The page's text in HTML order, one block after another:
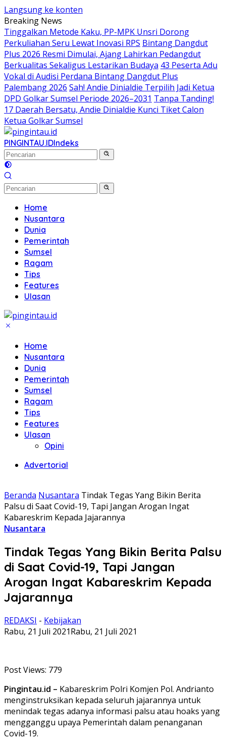
Langsung ke konten
Breaking News
Tinggalkan Metode Kaku, PP-MPK Unsri Dorong
Perkuliahan Seru Lewat Inovasi RPS Bintang Dangdut
Plus 2026 Resmi Dimulai, Ajang Lahirkan Pedangdut
Berkualitas Sekaligus Lestarikan Budaya 43 Peserta Adu
Vokal di Audisi Perdana Bintang Dangdut Plus
Palembang 2026 Sah! Andie Dinialdie Terpilih Jadi Ketua
DPD Golkar Sumsel Periode 2026–2031 Tanpa Tanding!
17 Daerah Bersatu, Andie Dinialdie Kunci Tiket Calon
Ketua Golkar Sumsel
PINGINTAU.IDIndeks
Home
Nusantara
Dunia
Pemerintah
Sumsel
Ragam
Tips
Features
Ulasan
Home
Nusantara
Dunia
Pemerintah
Sumsel
Ragam
Tips
Features
Ulasan
Opini
Advertorial
Beranda Nusantara Tindak Tegas Yang Bikin Berita
Palsu di Saat Covid-19, Tapi Jangan Arogan Ingat
Kabareskrim Kepada Jajarannya
Nusantara
Tindak Tegas Yang Bikin Berita Palsu
di Saat Covid-19, Tapi Jangan
Arogan Ingat Kabareskrim Kepada
Jajarannya
REDAKSI - Kebijakan
Rabu, 21 Juli 2021Rabu, 21 Juli 2021
Post Views: 779
Pingintau.id – Kabareskrim Polri Komjen Pol. Andrianto
menginstruksikan kepada seluruh jajarannya untuk
menindak tegas adanya informasi palsu atau hoaks yang
mengganggu upaya Pemerintah dalam penanganan
Covid-19.